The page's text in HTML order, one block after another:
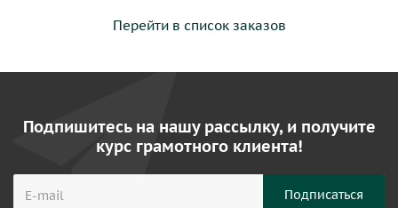
Перейти в список заказов
Подпишитесь на нашу рассылку, и получите
курс грамотного клиента!